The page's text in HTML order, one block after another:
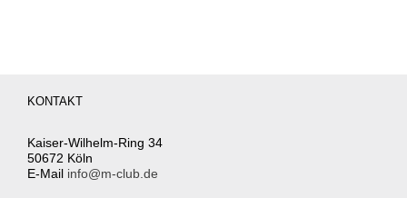
KONTAKT
Kaiser-Wilhelm-Ring 34
50672 Köln
E-Mail info@m-club.de